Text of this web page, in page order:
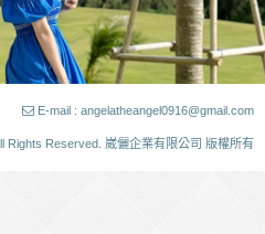
E-mail : angelatheangel0916@gmail.com
Rights Reserved. 崴儷企業有限公司 版權所有